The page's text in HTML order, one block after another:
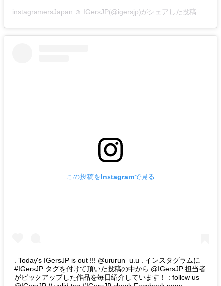
instagramersJapan ☺︎ IGersJP(@igersjp)がシェアした投稿 –
この投稿をInstagramで見る
. Today's IGersJP is out !!! @ururun_u.u . インスタグラムに
#IGersJP タグを付けて頂いた投稿の中から @IGersJP 担当者
がピックアップした作品を毎日紹介しています！ : follow us